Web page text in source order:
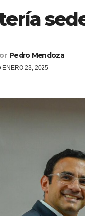
Pedro Mendoza
ENERO 23, 2025